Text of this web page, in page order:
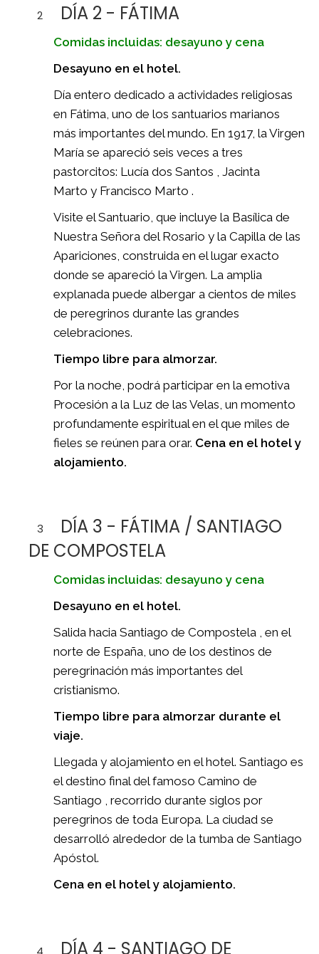
2 DÍA 2 - FÁTIMA
Comidas incluidas: desayuno y cena
Desayuno en el hotel.
Día entero dedicado a actividades religiosas
en Fátima, uno de los santuarios marianos
más importantes del mundo. En 1917, la Virgen
María se apareció seis veces a tres
pastorcitos: Lucía dos Santos , Jacinta
Marto y Francisco Marto .
Visite el Santuario, que incluye la Basílica de
Nuestra Señora del Rosario y la Capilla de las
Apariciones, construida en el lugar exacto
donde se apareció la Virgen. La amplia
explanada puede albergar a cientos de miles
de peregrinos durante las grandes
celebraciones.
Tiempo libre para almorzar.
Por la noche, podrá participar en la emotiva
Procesión a la Luz de las Velas, un momento
profundamente espiritual en el que miles de
fieles se reúnen para orar. Cena en el hotel y
alojamiento.
3
DÍA 3 - FÁTIMA / SANTIAGO
DE COMPOSTELA
Comidas incluidas: desayuno y cena
Desayuno en el hotel.
Salida hacia Santiago de Compostela , en el
norte de España, uno de los destinos de
peregrinación más importantes del
cristianismo.
Tiempo libre para almorzar durante el
viaje.
Llegada y alojamiento en el hotel. Santiago es
el destino final del famoso Camino de
Santiago , recorrido durante siglos por
peregrinos de toda Europa. La ciudad se
desarrolló alrededor de la tumba de Santiago
Apóstol.
Cena en el hotel y alojamiento.
4 DÍA 4 - SANTIAGO DE